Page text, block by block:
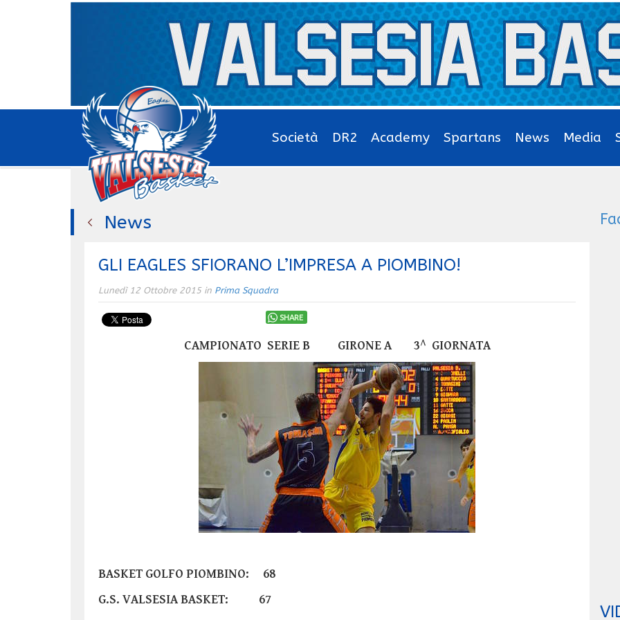
Società DR2 Academy Spartans News Media
News
GLI EAGLES SFIORANO L’IMPRESA A PIOMBINO!
Lunedì 12 Ottobre 2015 in Prima Squadra
SHARE
CAMPIONATO SERIE B GIRONE A 3^ GIORNATA
BASKET GOLFO PIOMBINO: 68
G.S. VALSESIA BASKET: 67